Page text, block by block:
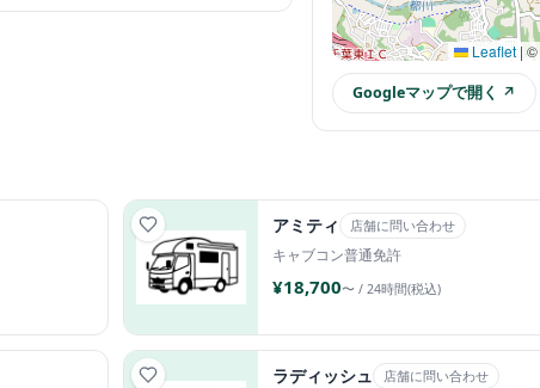
Leaflet | ©
Googleマップで開く ↗
アミティ 店舗に問い合わせ
キャブコン普通免許
¥18,700〜 / 24時間(税込)
ラディッシュ 店舗に問い合わせ